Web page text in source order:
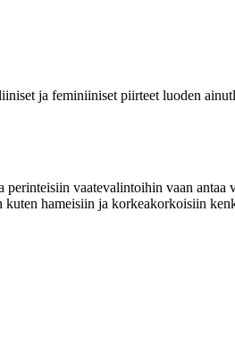
ja feminiiniset piirteet luoden
vaatevalintoihin vaan antaa
kuten hameisiin ja korkeakorkoisiin